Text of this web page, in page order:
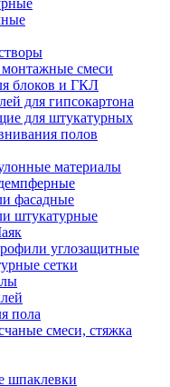
смеси
блоков и ГКЛ
для гипсокартона
для штукатурных
полов
материалы
фасадные
штукатурные
углозащитные
сетки
пола
смеси, стяжка
шпаклевки